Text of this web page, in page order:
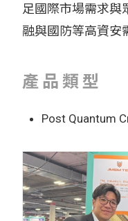
足國際市場需求與
融與國防等高資安
產品類型
Post Quantum